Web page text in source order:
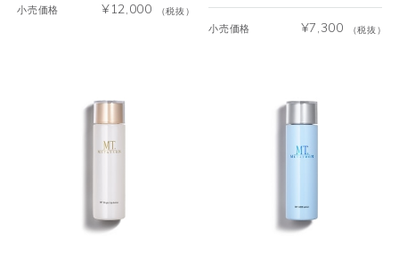
小売価格 ¥12,000 （税抜）
小売価格 ¥7,300 （税抜）